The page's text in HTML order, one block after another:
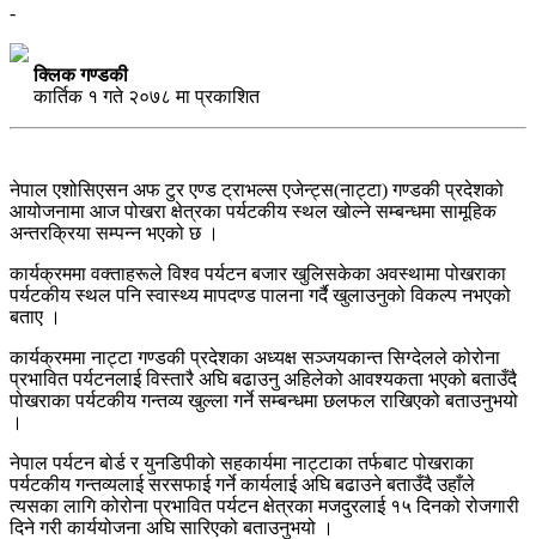
-
क्लिक गण्डकी
कार्तिक १ गते २०७८ मा प्रकाशित
नेपाल एशोसिएसन अफ टुर एण्ड ट्राभल्स एजेन्ट्स(नाट्टा) गण्डकी प्रदेशको
आयोजनामा आज पोखरा क्षेत्रका पर्यटकीय स्थल खोल्ने सम्बन्धमा सामूहिक
अन्तरक्रिया सम्पन्न भएको छ ।
कार्यक्रममा वक्ताहरूले विश्व पर्यटन बजार खुलिसकेका अवस्थामा पोखराका
पर्यटकीय स्थल पनि स्वास्थ्य मापदण्ड पालना गर्दै खुलाउनुको विकल्प नभएको
बताए ।
कार्यक्रममा नाट्टा गण्डकी प्रदेशका अध्यक्ष सञ्जयकान्त सिग्देलले कोरोना
प्रभावित पर्यटनलाई विस्तारै अघि बढाउनु अहिलेको आवश्यकता भएको बताउँदै
पोखराका पर्यटकीय गन्तव्य खुल्ला गर्ने सम्बन्धमा छलफल राखिएको बताउनुभयो
।
नेपाल पर्यटन बोर्ड र युनडिपीको सहकार्यमा नाट्टाका तर्फबाट पोखराका
पर्यटकीय गन्तव्यलाई सरसफाई गर्ने कार्यलाई अघि बढाउने बताउँदै उहाँले
त्यसका लागि कोरोना प्रभावित पर्यटन क्षेत्रका मजदुरलाई १५ दिनको रोजगारी
दिने गरी कार्ययोजना अघि सारिएको बताउनुभयो ।